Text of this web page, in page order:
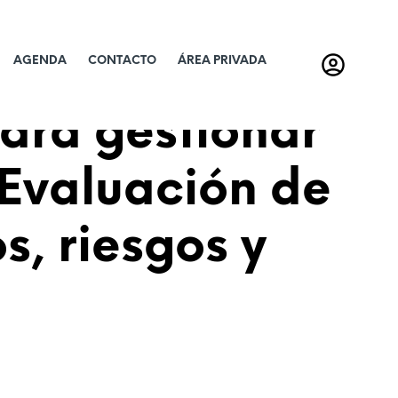
AGENDA CONTACTO ÁREA PRIVADA
gestionar
de
riesgos y